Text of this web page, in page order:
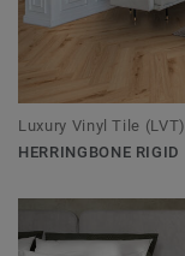
Luxury Vinyl Tile (LVT)
HERRINGBONE RIGID